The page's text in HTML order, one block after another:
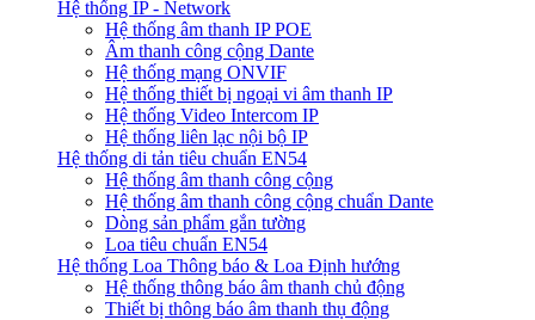
Hệ thống IP - Network
Hệ thống âm thanh IP POE
Âm thanh công cộng Dante
Hệ thống mạng ONVIF
Hệ thống thiết bị ngoại vi âm thanh IP
Hệ thống Video Intercom IP
Hệ thống liên lạc nội bộ IP
Hệ thống di tản tiêu chuẩn EN54
Hệ thống âm thanh công cộng
Hệ thống âm thanh công cộng chuẩn Dante
Dòng sản phẩm gắn tường
Loa tiêu chuẩn EN54
Hệ thống Loa Thông báo & Loa Định hướng
Hệ thống thông báo âm thanh chủ động
Thiết bị thông báo âm thanh thụ động